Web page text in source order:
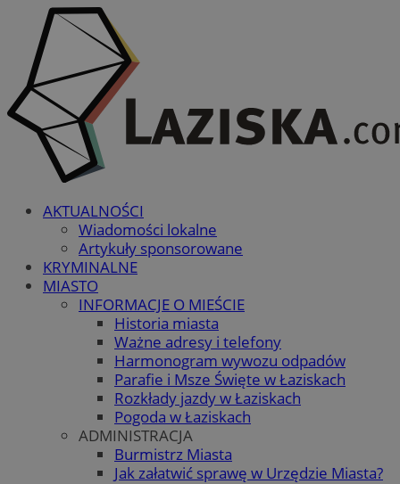
AKTUALNOŚCI
Wiadomości lokalne
Artykuły sponsorowane
KRYMINALNE
MIASTO
INFORMACJE O MIEŚCIE
Historia miasta
Ważne adresy i telefony
Harmonogram wywozu odpadów
Parafie i Msze Święte w Łaziskach
Rozkłady jazdy w Łaziskach
Pogoda w Łaziskach
ADMINISTRACJA
Burmistrz Miasta
Jak załatwić sprawę w Urzędzie Miasta?